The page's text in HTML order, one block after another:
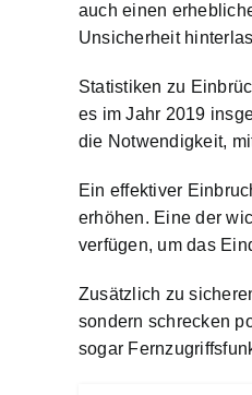
auch einen
Unsicherheit
Statistiken zu
es im Jahr 2019
die Notwendigkeit,
Ein effektiver
erhöhen. Eine der
verfügen, um das
Zusätzlich zu
sondern schrecken
sogar